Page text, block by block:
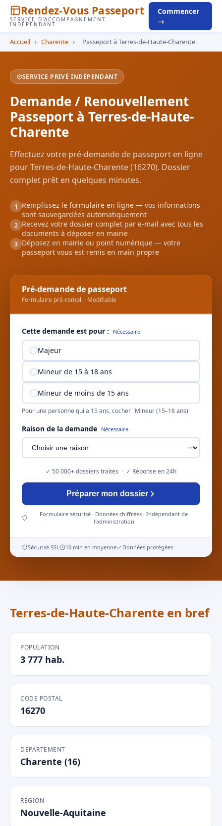
Rendez-Vous Passeport
SERVICE D'ACCOMPAGNEMENT
INDÉPENDANT
Commencer
→
Accueil › Charente › Passeport à Terres-de-Haute-Charente
SERVICE PRIVÉ INDÉPENDANT
Demande / Renouvellement
Passeport à Terres-de-Haute-
Charente
Effectuez votre pré-demande de passeport en ligne
pour Terres-de-Haute-Charente (16270). Dossier
complet prêt en quelques minutes.
1
Remplissez le formulaire en ligne — vos informations
sont sauvegardées automatiquement
2 Recevez votre dossier complet par e-mail avec tous les
documents à déposer en mairie
3 Déposez en mairie ou point numérique — votre
passeport vous est remis en main propre
Pré-demande de passeport
Formulaire pré-rempli · Modifiable
Cette demande est pour : Nécessaire
Majeur
Mineur de 15 à 18 ans
Mineur de moins de 15 ans
Pour une personne qui a 15 ans, cocher "Mineur (15–18 ans)"
Raison de la demande Nécessaire
✓ 50 000+ dossiers traités · ✓ Réponse en 24h
Préparer mon dossier
Formulaire sécurisé · Données chiffrées · Indépendant de
l'administration
Sécurisé SSL 10 min en moyenne Données protégées
Terres-de-Haute-Charente en bref
POPULATION
3 777 hab.
CODE POSTAL
16270
DÉPARTEMENT
Charente (16)
RÉGION
Nouvelle-Aquitaine